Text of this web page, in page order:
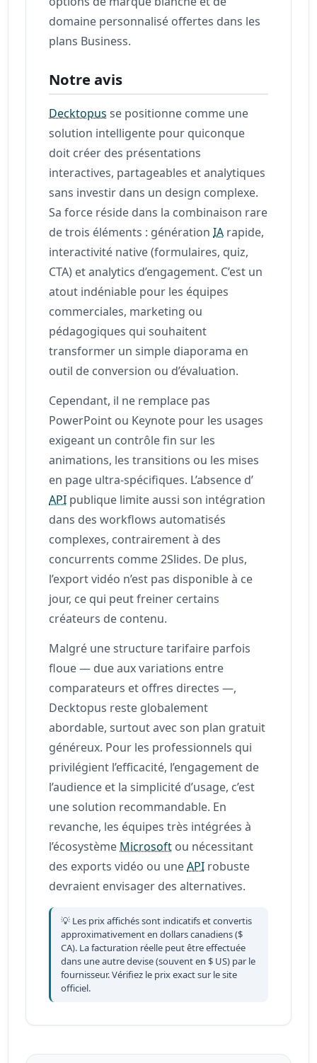
domaine personnalisé offertes dans les
plans Business.
Notre avis
Decktopus se positionne comme une
solution intelligente pour quiconque
doit créer des présentations
interactives, partageables et analytiques
sans investir dans un design complexe.
Sa force réside dans la combinaison rare
de trois éléments : générationIA rapide,
interactivité native (formulaires, quiz,
CTA) et analytics d’engagement. C’est un
atout indéniable pour les équipes
commerciales, marketing ou
pédagogiques qui souhaitent
transformer un simple diaporama en
outil de conversion ou d’évaluation.
Cependant, il ne remplace pas
PowerPoint ou Keynote pour les usages
exigeant un contrôle fin sur les
animations, les transitions ou les mises
en page ultra-spécifiques. L’absence d’
API publique limite aussi son intégration
dans des workflows automatisés
complexes, contrairement à des
concurrents comme 2Slides. De plus,
l’export vidéo n’est pas disponible à ce
jour, ce qui peut freiner certains
créateurs de contenu.
Malgré une structure tarifaire parfois
floue — due aux variations entre
comparateurs et offres directes —,
Decktopus reste globalement
abordable, surtout avec son plan gratuit
généreux. Pour les professionnels qui
privilégient l’efficacité, l’engagement de
l’audience et la simplicité d’usage, c’est
une solution recommandable. En
revanche, les équipes très intégrées à
l’écosystème Microsoft ou nécessitant
des exports vidéo ou uneAPI robuste
devraient envisager des alternatives.
💡 Les prix affichés sont indicatifs et convertis
approximativement en dollars canadiens ($
CA). La facturation réelle peut être effectuée
dans une autre devise (souvent en $ US) par le
fournisseur. Vérifiez le prix exact sur le site
officiel.